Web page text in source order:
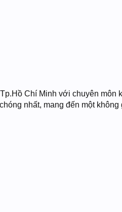
Chí Minh với chuyên môn
nhất, mang đến một không